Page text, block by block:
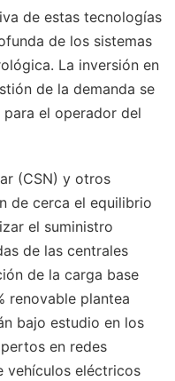
de estas tecnologías
de los sistemas
La inversión en
de la demanda se
el operador del
(CSN) y otros
de cerca el equilibrio
el suministro
de las centrales
de la carga base
renovable plantea
bajo estudio en los
en redes
vehículos eléctricos